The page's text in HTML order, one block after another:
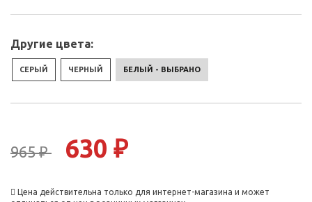
Другие цвета:
СЕРЫЙ ЧЕРНЫЙ БЕЛЫЙ - ВЫБРАНО
965 ₽ 630 ₽
Цена действительна только для интернет-магазина и может